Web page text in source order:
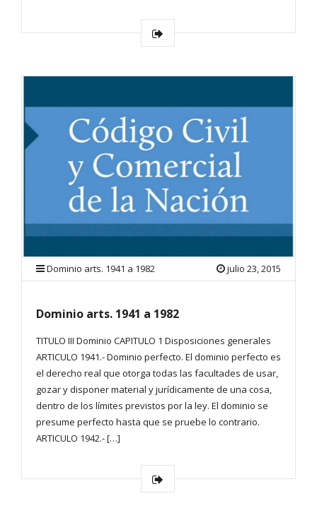
Dominio arts. 1941 a 1982 julio 23, 2015
Dominio arts. 1941 a 1982
TITULO III Dominio CAPITULO 1 Disposiciones generales
ARTICULO 1941.- Dominio perfecto. El dominio perfecto es
el derecho real que otorga todas las facultades de usar,
gozar y disponer material y jurídicamente de una cosa,
dentro de los límites previstos por la ley. El dominio se
presume perfecto hasta que se pruebe lo contrario.
ARTICULO 1942.- […]